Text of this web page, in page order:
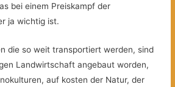
bei einem Preiskampf der
ja wichtig ist.
die so weit transportiert werden, sind
Landwirtschaft angebaut worden,
auf kosten der Natur, der